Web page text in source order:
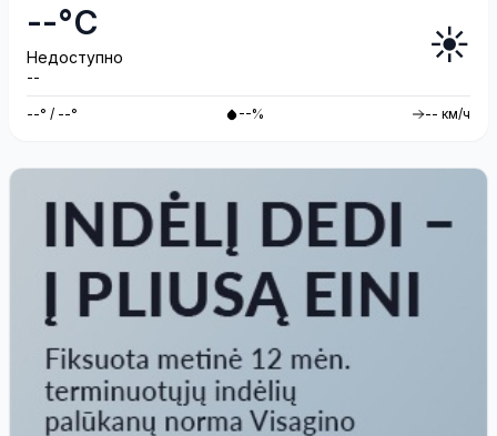
--°C
Недоступно
--
☀️
--° / --° --% -- км/ч